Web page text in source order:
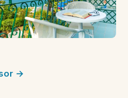
→